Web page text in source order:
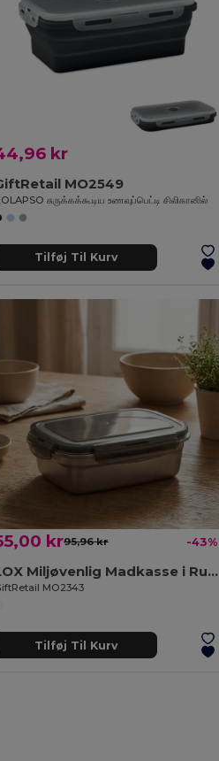
kr
MO2549
சுருக்கக்கூடிய உணவுப்பெட்டி சிலிகானில்
Tilføj Til Kurv
kr95,96 kr -43%
LOX Miljøvenlig Madkasse i Rustfrit Stål 850 ml
MO2343
Tilføj Til Kurv